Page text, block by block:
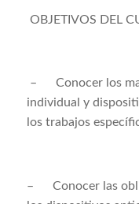
OBJETIVOS DEL
– Conocer los
individual y
los trabajos
–
Conocer las